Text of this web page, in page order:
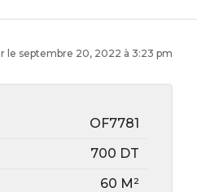
le septembre 20, 2022 à 3:23 pm
OF7781
700 DT
60 M²